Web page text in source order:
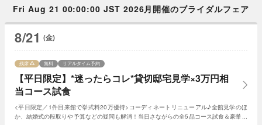
Fri Aug 21 00:00:00 JST 2026月開催のブライダルフェア
8/21 (金)
【平日限定】*迷ったらコレ*貸切邸宅見学×3万円相
当コース試食
残席 無料 リアルタイム予約
<平日限定／1件目来館で挙式料20万優待>コーディネートリニューアル♪全館見学のほ
か、結婚式の段取りや予算などの疑問も解消！当日さながらの全5品コース試食＆豪華特